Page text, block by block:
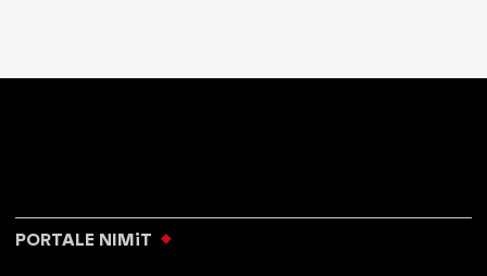
PORTALE NIMiT